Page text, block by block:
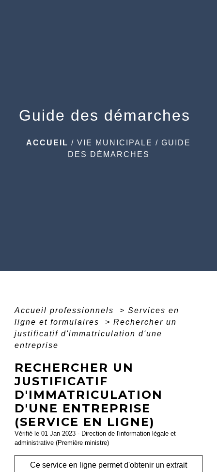
Guide des démarches
ACCUEIL / VIE MUNICIPALE / GUIDE
DES DÉMARCHES
Accueil professionnels > Services en
ligne et formulaires
> Rechercher un
justificatif d'immatriculation d'une
entreprise
RECHERCHER UN
JUSTIFICATIF
D'IMMATRICULATION
D'UNE ENTREPRISE
(SERVICE EN LIGNE)
Vérifié le 01 Jan 2023 - Direction de l'information légale et
administrative (Première ministre)
Ce service en ligne permet d'obtenir un extrait